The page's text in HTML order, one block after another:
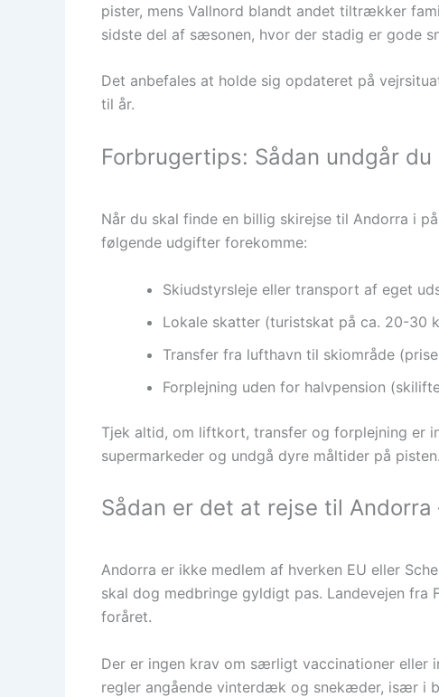
pister, mens Vallnord blandt andet tiltrækker
sidste del af sæsonen, hvor der stadig er gode
Det anbefales at holde sig opdateret på
til år.
Forbrugertips: Sådan undgår
Når du skal finde en billig skirejse til Andorra i
følgende udgifter forekomme:
Skiudstyrsleje eller transport af eget
Lokale skatter (turistskat på ca. 20-30
Transfer fra lufthavn til skiområde
Forplejning uden for halvpension
Tjek altid, om liftkort, transfer og forplejning er
supermarkeder og undgå dyre måltider på pisten.
Sådan er det at rejse til
Andorra er ikke medlem af hverken EU eller
skal dog medbringe gyldigt pas. Landevejen
foråret.
Der er ingen krav om særligt vaccinationer eller
regler angående vinterdæk og snekæder, især i